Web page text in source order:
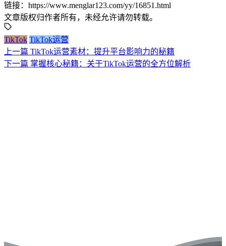
链接：https://www.menglar123.com/yy/16851.html
文章版权归作者所有，未经允许请勿转载。
TikTok TikTok运营
上一篇 TikTok运营素材：提升平台影响力的秘籍
下一篇 掌握核心秘籍：关于TikTok运营的全方位解析